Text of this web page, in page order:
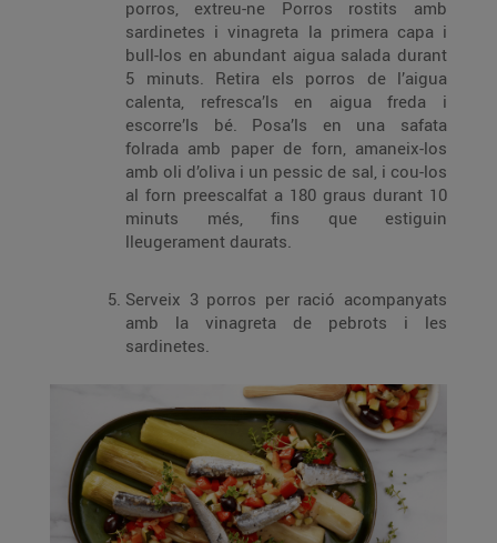
porros, extreu-ne Porros rostits amb
sardinetes i vinagreta la primera capa i
bull-los en abundant aigua salada durant
5 minuts. Retira els porros de l’aigua
calenta, refresca’ls en aigua freda i
escorre’ls bé. Posa’ls en una safata
folrada amb paper de forn, amaneix-los
amb oli d’oliva i un pessic de sal, i cou-los
al forn preescalfat a 180 graus durant 10
minuts més, fins que estiguin
lleugerament daurats.
Serveix 3 porros per ració acompanyats
amb la vinagreta de pebrots i les
sardinetes.